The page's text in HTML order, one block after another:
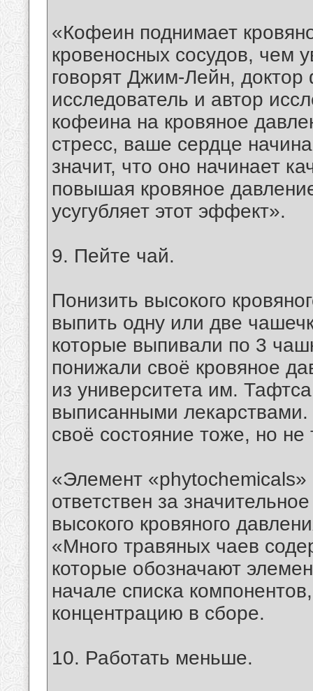
«Кофеин поднимает
кровеносных сосудов, чем
говорят Джим-Лейн,
исследователь и автор
кофеина на кровяное
стресс, ваше сердце
значит, что оно начинает
повышая кровяное
усугубляет этот эффект».
9. Пейте чай.
Понизить высокого
выпить одну или две
которые выпивали по 3
понижали своё кровяное
из университета им.
выписанными
своё состояние тоже, но не
«Элемент «phytochemicals»
ответствен за
высокого кровяного
«Много травяных чаев
которые обозначают
начале списка
концентрацию в сборе.
10. Работать меньше.